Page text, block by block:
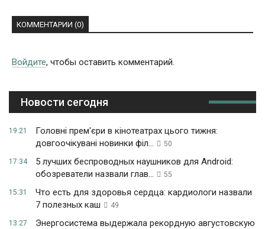
КОММЕНТАРИИ (0)
Войдите, чтобы оставить комментарий.
Новости сегодня
19:21
Головні прем'єри в кінотеатрах цього тижня:
довгоочікувані новинки філ...
50
17:34
5 лучших беспроводных наушников для Android:
обозреватели назвали глав...
55
15:31
Что есть для здоровья сердца: кардиологи назвали
7 полезных каш
49
13:27
Энергосистема выдержала рекордную августовскую